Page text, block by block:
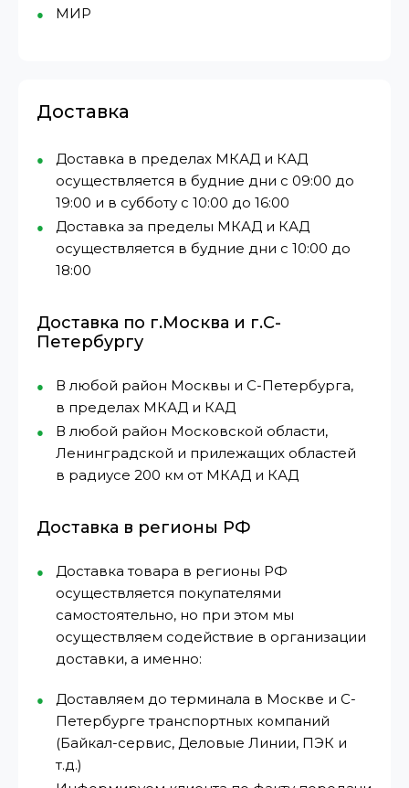
МИР⁠
Доставка
Доставка в пределах МКАД и КАД
осуществляется в будние дни с 09:00 до
19:00 и в субботу с 10:00 до 16:00
Доставка за пределы МКАД и КАД
осуществляется в будние дни с 10:00 до
18:00
Доставка по г.Москва и г.С-
Петербургу
В любой район Москвы и С-Петербурга,
в пределах МКАД и КАД
В любой район Московской области,
Ленинградской и прилежащих областей
в радиусе 200 км от МКАД и КАД
Доставка в регионы РФ
Доставка товара в регионы РФ
осуществляется покупателями
самостоятельно, но при этом мы
осуществляем содействие в организации
доставки, а именно:
Доставляем до терминала в Москве и С-
Петербурге транспортных компаний
(Байкал-сервис, Деловые Линии, ПЭК и
т.д.)